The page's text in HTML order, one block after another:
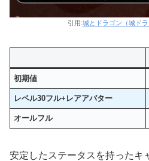
引用:城とドラゴン（城ド
初期値
レベル30フル+レアアバター
オールフル
安定したステータスを持ったキ